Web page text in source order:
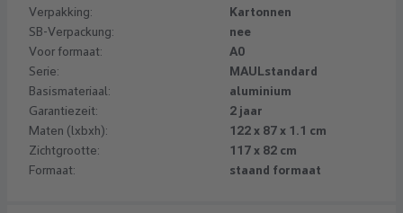
Verpakking:
Kartonnen
SB-Verpackung:
nee
Voor formaat:
A0
Serie:
MAULstandard
Basismateriaal:
aluminium
Garantiezeit:
2 jaar
Maten (lxbxh):
122 x 87 x 1.1 cm
Zichtgrootte:
117 x 82 cm
Formaat:
staand formaat